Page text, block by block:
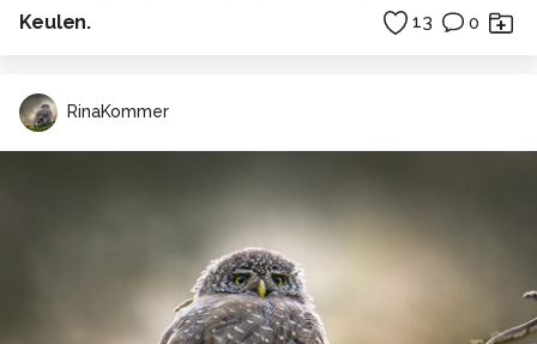
Keulen. 13 0
RinaKommer